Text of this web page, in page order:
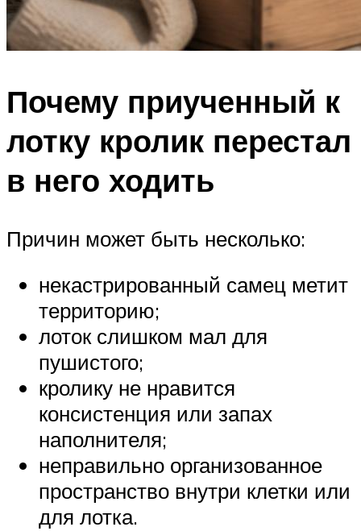
Почему приученный к
лотку кролик перестал
в него ходить
Причин может быть несколько:
некастрированный самец метит
территорию;
лоток слишком мал для
пушистого;
кролику не нравится
консистенция или запах
наполнителя;
неправильно организованное
пространство внутри клетки или
для лотка.